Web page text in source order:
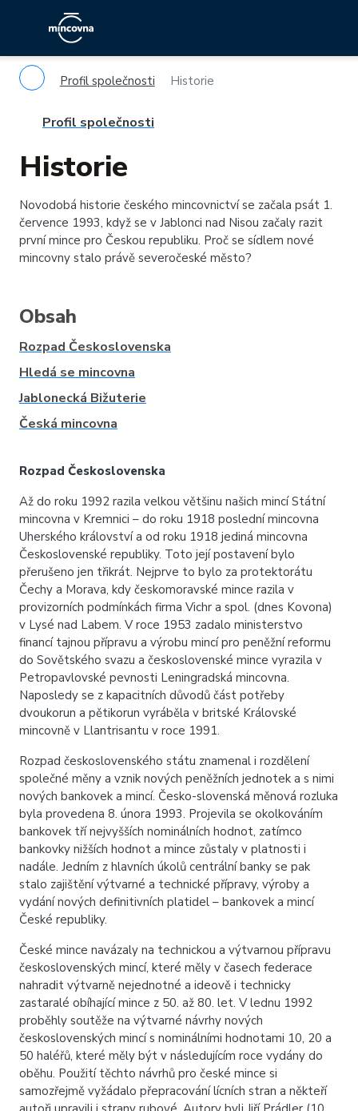
Profil společnosti Historie
Profil společnosti
Historie
Novodobá historie českého mincovnictví se začala psát 1.
července 1993, když se v Jablonci nad Nisou začaly razit
první mince pro Českou republiku. Proč se sídlem nové
mincovny stalo právě severočeské město?
Obsah
Rozpad Československa
Hledá se mincovna
Jablonecká Bižuterie
Česká mincovna
Rozpad Československa
Až do roku 1992 razila velkou většinu našich mincí Státní
mincovna v Kremnici – do roku 1918 poslední mincovna
Uherského království a od roku 1918 jediná mincovna
Československé republiky. Toto její postavení bylo
přerušeno jen třikrát. Nejprve to bylo za protektorátu
Čechy a Morava, kdy českomoravské mince razila v
provizorních podmínkách firma Vichr a spol. (dnes Kovona)
v Lysé nad Labem. V roce 1953 zadalo ministerstvo
financí tajnou přípravu a výrobu mincí pro peněžní reformu
do Sovětského svazu a československé mince vyrazila v
Petropavlovské pevnosti Leningradská mincovna.
Naposledy se z kapacitních důvodů část potřeby
dvoukorun a pětikorun vyráběla v britské Královské
mincovně v Llantrisantu v roce 1991.
Rozpad československého státu znamenal i rozdělení
společné měny a vznik nových peněžních jednotek a s nimi
nových bankovek a mincí. Česko-slovenská měnová rozluka
byla provedena 8. února 1993. Projevila se okolkováním
bankovek tří nejvyšších nominálních hodnot, zatímco
bankovky nižších hodnot a mince zůstaly v platnosti i
nadále. Jedním z hlavních úkolů centrální banky se pak
stalo zajištění výtvarné a technické přípravy, výroby a
vydání nových definitivních platidel – bankovek a mincí
České republiky.
České mince navázaly na technickou a výtvarnou přípravu
československých mincí, které měly v časech federace
nahradit výtvarně nejednotné a ideově i technicky
zastaralé obíhající mince z 50. až 80. let. V lednu 1992
proběhly soutěže na výtvarné návrhy nových
československých mincí s nominálními hodnotami 10, 20 a
50 haléřů, které měly být v následujícím roce vydány do
oběhu. Použití těchto návrhů pro české mince si
samozřejmě vyžádalo přepracování lícních stran a někteří